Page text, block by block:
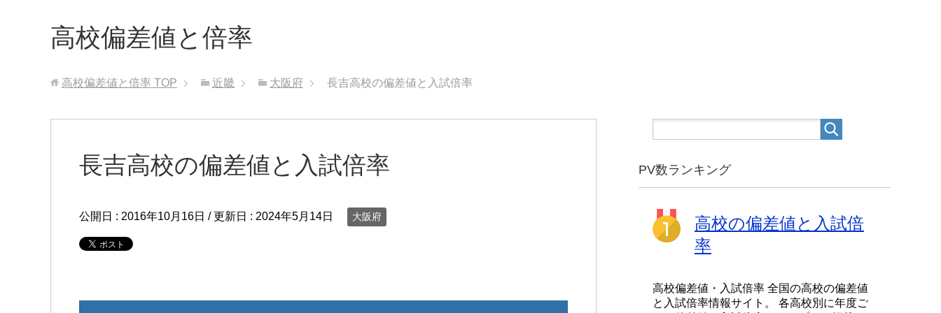
高校偏差値と倍率
高校偏差値と倍率 TOP 近畿 大阪府 長吉高校の偏差値と入試倍率
長吉高校の偏差値と入試倍率
公開日 : 2016年10月16日 / 更新日 : 2024年5月14日 大阪府
PV数ランキング
高校の偏差値と入試倍
率
高校偏差値・入試倍率 全国の高校の偏差値
と入試倍率情報サイト。 各高校別に年度ご